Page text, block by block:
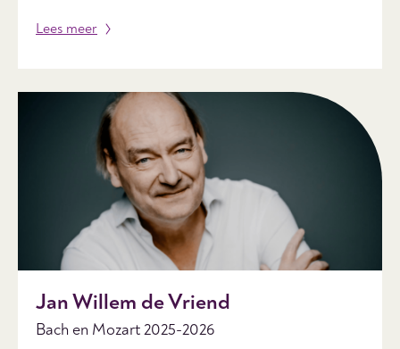
Lees meer
Jan Willem de Vriend
Bach en Mozart 2025-2026